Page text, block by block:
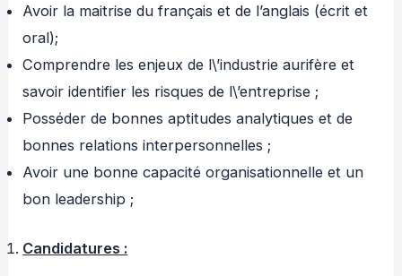
Avoir la maitrise du français et de l’anglais (écrit et
oral);
Comprendre les enjeux de l\’industrie aurifère et
savoir identifier les risques de l\’entreprise ;
Posséder de bonnes aptitudes analytiques et de
bonnes relations interpersonnelles ;
Avoir une bonne capacité organisationnelle et un
bon leadership ;
Candidatures :